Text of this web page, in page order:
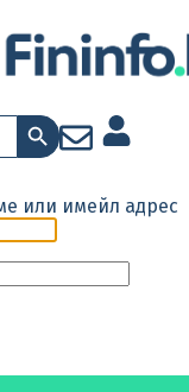
Search Button
или имейл адрес